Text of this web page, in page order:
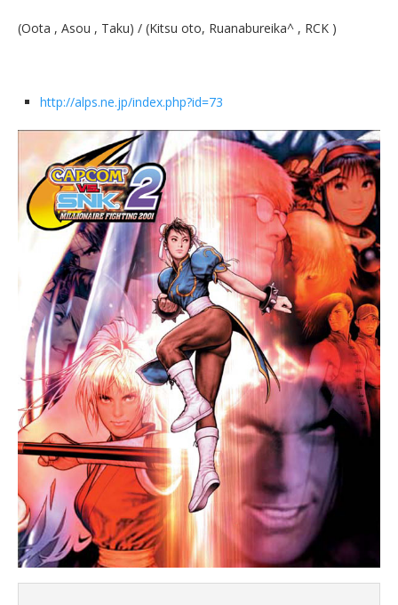
(Oota , Asou , Taku) / (Kitsu oto, Ruanabureika^ , RCK )
http://alps.ne.jp/index.php?id=73